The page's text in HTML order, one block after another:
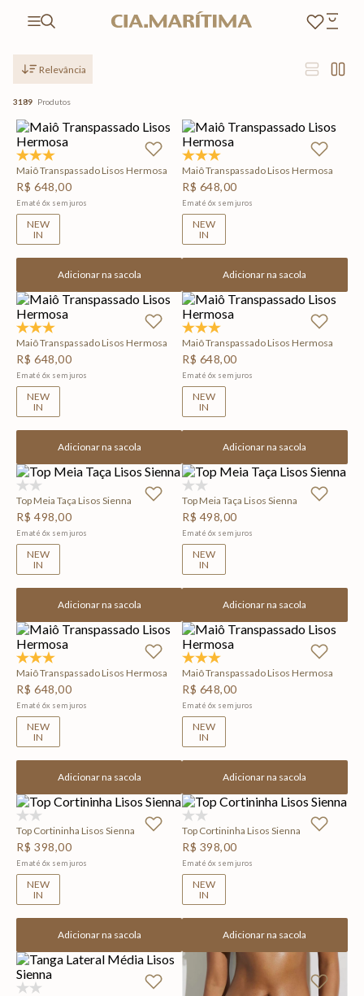
Relevância
3189 Produtos
Maiô Transpassado Lisos Hermosa
R$ 648,00
Em até6x sem juros
NEW
IN
Adicionar na sacola
Maiô Transpassado Lisos Hermosa
R$ 648,00
Em até 6x sem juros
NEW
IN
Adicionar na sacola
Maiô Transpassado Lisos Hermosa
R$ 648,00
Em até6x sem juros
NEW
IN
Adicionar na sacola
Maiô Transpassado Lisos Hermosa
R$ 648,00
Em até 6x sem juros
NEW
IN
Adicionar na sacola
Top Meia Taça Lisos Sienna
R$ 498,00
Em até6x sem juros
NEW
IN
Adicionar na sacola
Top Meia Taça Lisos Sienna
R$ 498,00
Em até 6x sem juros
NEW
IN
Adicionar na sacola
Maiô Transpassado Lisos Hermosa
R$ 648,00
Em até6x sem juros
NEW
IN
Adicionar na sacola
Maiô Transpassado Lisos Hermosa
R$ 648,00
Em até 6x sem juros
NEW
IN
Adicionar na sacola
Top Cortininha Lisos Sienna
R$ 398,00
Em até6x sem juros
NEW
IN
Adicionar na sacola
Top Cortininha Lisos Sienna
R$ 398,00
Em até 6x sem juros
NEW
IN
Adicionar na sacola